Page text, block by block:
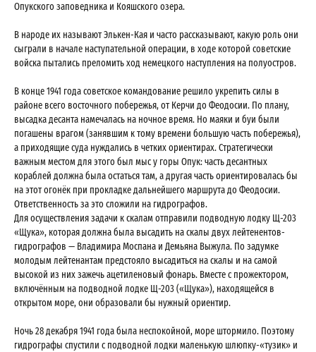
Опукского заповедника и Кояшского озера.
В народе их называют Элькен-Кая и часто рассказывают, какую роль они
сыграли в начале наступательной операции, в ходе которой советские
войска пытались преломить ход немецкого наступления на полуостров.
В конце 1941 года советское командование решило укрепить силы в
районе всего восточного побережья, от Керчи до Феодосии. По плану,
высадка десанта намечалась на ночное время. Но маяки и буи были
погашены врагом (занявшим к тому времени большую часть побережья),
а приходящие суда нуждались в четких ориентирах. Стратегически
важным местом для этого был мыс у горы Опук: часть десантных
кораблей должна была остаться там, а другая часть ориентировалась бы
на этот огонёк при прокладке дальнейшего маршрута до Феодосии.
Ответственность за это сложили на гидрографов.
Для осуществления задачи к скалам отправили подводную лодку Щ-203
«Щука», которая должна была высадить на скалы двух лейтенентов-
гидрографов — Владимира Моспана и Демьяна Выжула. По задумке
молодым лейтенантам предстояло высадиться на скалы и на самой
высокой из них зажечь ацетиленовый фонарь. Вместе с прожектором,
включённым на подводной лодке Щ-203 («Щука»), находящейся в
открытом море, они образовали бы нужный ориентир.
Ночь 28 декабря 1941 года была неспокойной, море штормило. Поэтому
гидрографы спустили с подводной лодки маленькую шлюпку-«тузик» и